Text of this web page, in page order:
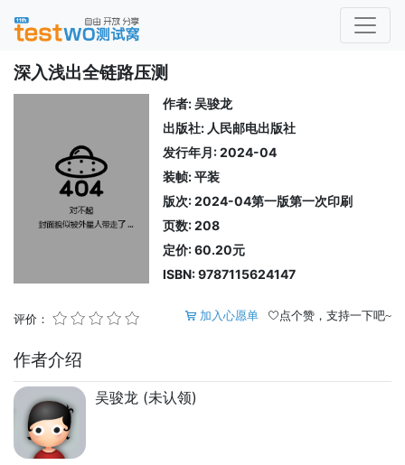
深入浅出全链路压测
作者: 吴骏龙
出版社: 人民邮电出版社
发行年月: 2024-04
装帧: 平装
版次: 2024-04第一版第一次印刷
页数: 208
定价: 60.20元
ISBN: 9787115624147
评价： 点个赞，支持一下吧~
加入心愿单
作者介绍
吴骏龙 (未认领)